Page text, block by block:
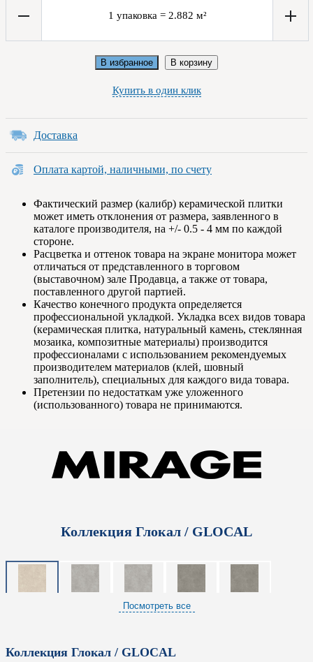
1 упаковка = 2.882 м²
В избранное В корзину
Купить в один клик
Доставка
Оплата картой, наличными, по счету
Фактический размер (калибр) керамической плитки
может иметь отклонения от размера, заявленного в
каталоге производителя, на +/- 0.5 - 4 мм по каждой
стороне.
Расцветка и оттенок товара на экране монитора может
отличаться от представленного в торговом
(выставочном) зале Продавца, а также от товара,
поставленного другой партией.
Качество конечного продукта определяется
профессиональной укладкой. Укладка всех видов товара
(керамическая плитка, натуральный камень, стеклянная
мозаика, композитные материалы) производится
профессионалами с использованием рекомендуемых
производителем материалов (клей, шовный
заполнитель), специальных для каждого вида товара.
Претензии по недостаткам уже уложенного
(использованного) товара не принимаются.
Коллекция Глокал / GLOCAL
Посмотреть все
Коллекция Глокал / GLOCAL